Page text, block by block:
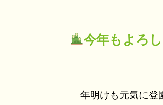
今年もよろ
年明けも元気に登